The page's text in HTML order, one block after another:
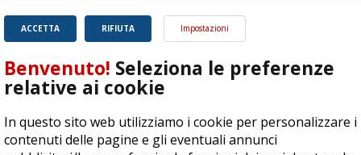
magnifico sport.
Leggi
RIFIUTA
ACCETTA Impostazioni
Benvenuto! Seleziona le preferenze
relative ai cookie
In questo sito web utilizziamo i cookie per personalizzare i
contenuti delle pagine e gli eventuali annunci
ASD Let's Sport - Via T. Olivelli 3, 25014 Castenedolo (BS) - P. Iva:
04278030988